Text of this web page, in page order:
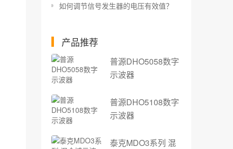
如何调节信号发生器的电压有效值？
产品推荐
普源DHO5058数字
示波器
普源DHO5108数字
示波器
泰克MDO3系列 混